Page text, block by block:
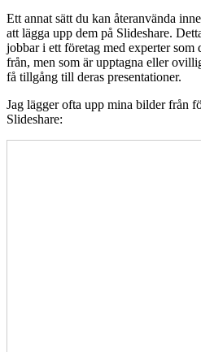
Ett annat sätt du kan återanvända
att lägga upp dem på Slideshare.
jobbar i ett företag med experter
från, men som är upptagna eller
få tillgång till deras presentationer.
Jag lägger ofta upp mina bilder från
Slideshare: